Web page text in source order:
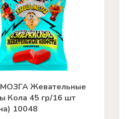
Жевательные
Кола 45 гр/16 шт
10048